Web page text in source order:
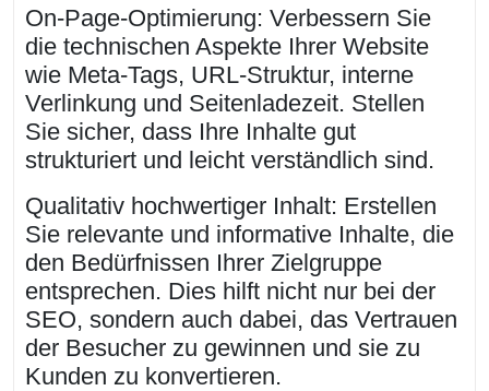
On-Page-Optimierung: Verbessern Sie
die technischen Aspekte Ihrer Website
wie Meta-Tags, URL-Struktur, interne
Verlinkung und Seitenladezeit. Stellen
Sie sicher, dass Ihre Inhalte gut
strukturiert und leicht verständlich sind.
Qualitativ hochwertiger Inhalt: Erstellen
Sie relevante und informative Inhalte, die
den Bedürfnissen Ihrer Zielgruppe
entsprechen. Dies hilft nicht nur bei der
SEO, sondern auch dabei, das Vertrauen
der Besucher zu gewinnen und sie zu
Kunden zu konvertieren.